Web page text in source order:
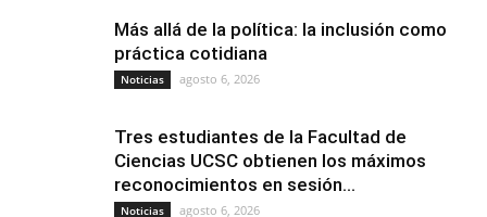
Más allá de la política: la inclusión como
práctica cotidiana
Noticias agosto 6, 2026
Tres estudiantes de la Facultad de
Ciencias UCSC obtienen los máximos
reconocimientos en sesión...
Noticias agosto 6, 2026